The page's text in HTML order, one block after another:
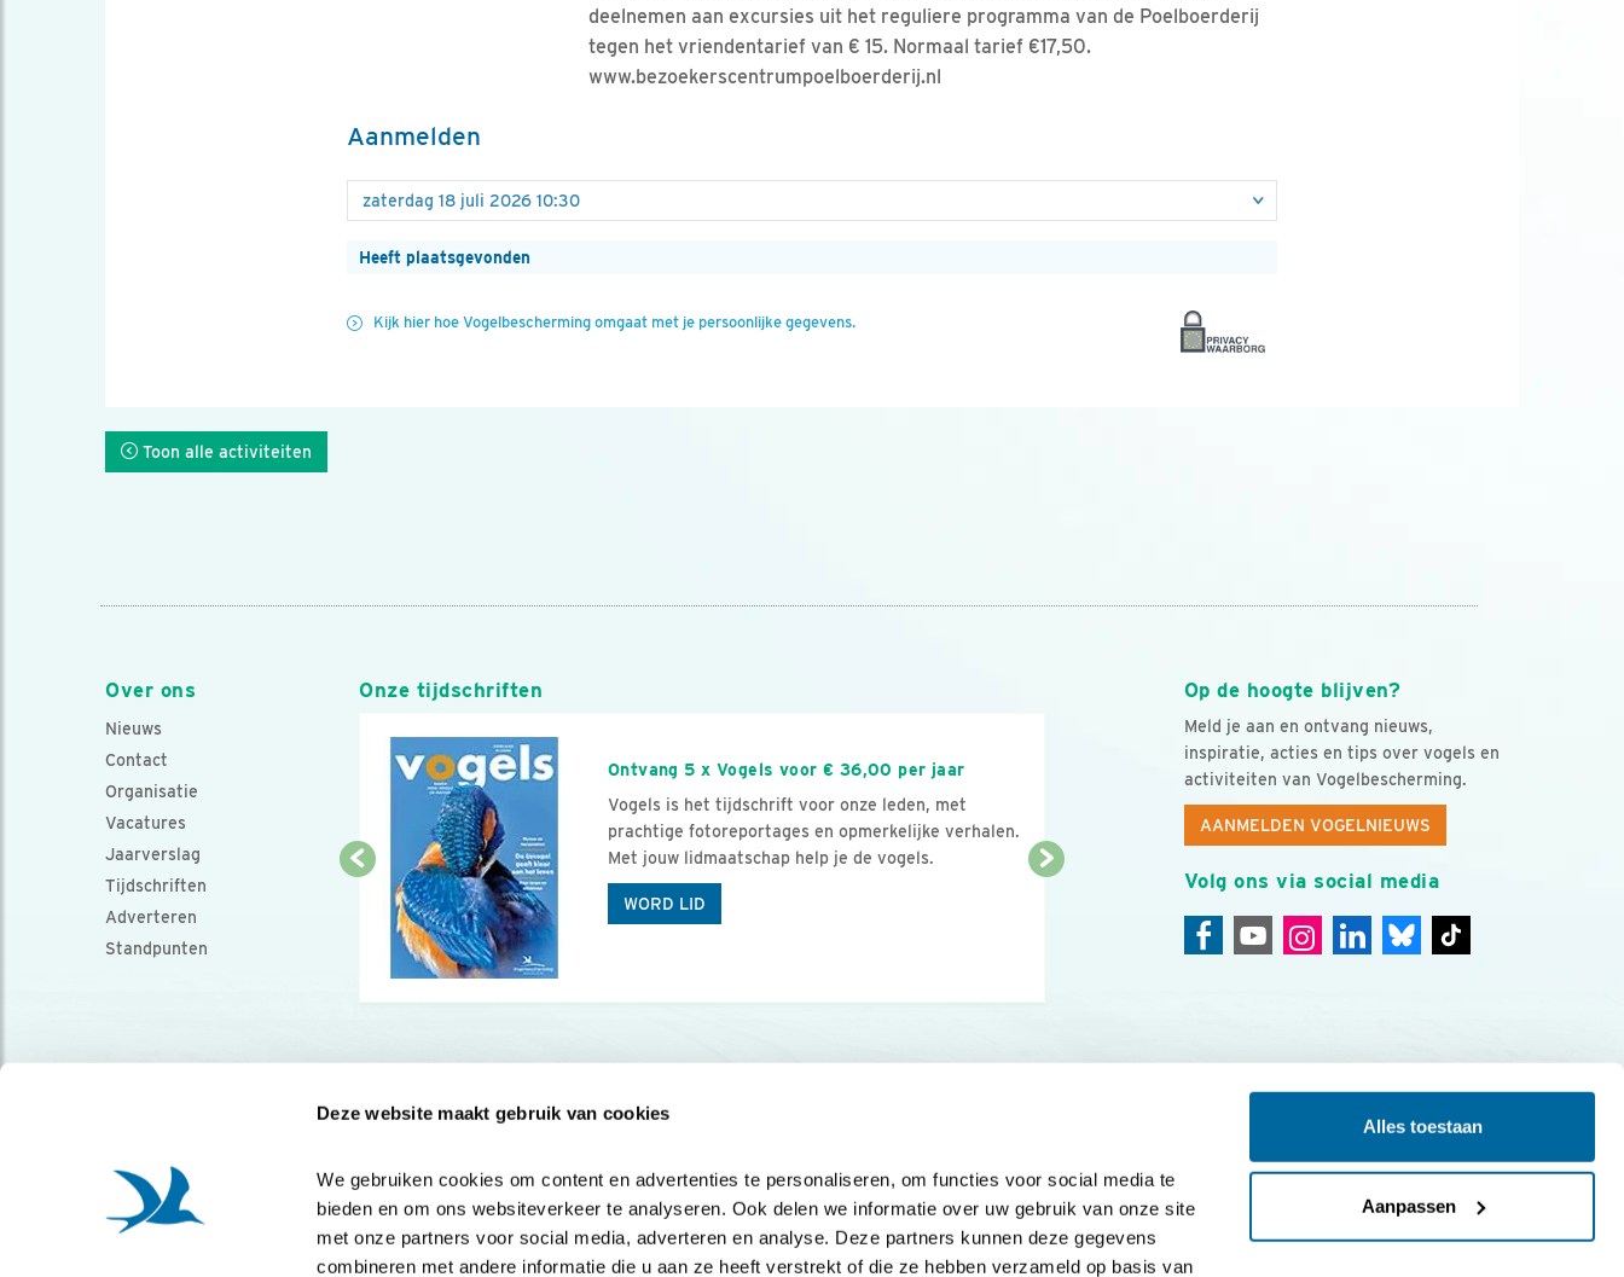
Deze website maakt gebruik van cookies
We gebruiken cookies om content en advertenties te personaliseren, om functies voor social media te
bieden en om ons websiteverkeer te analyseren. Ook delen we informatie over uw gebruik van onze site
met onze partners voor social media, adverteren en analyse. Deze partners kunnen deze gegevens
combineren met andere informatie die u aan ze heeft verstrekt of die ze hebben verzameld op basis van
Alles toestaan
Aanpassen
deelnemen aan excursies uit het reguliere programma van de Poelboerderij
tegen het vriendentarief van € 15. Normaal tarief €17,50.
www.bezoekerscentrumpoelboerderij.nl
Aanmelden
Heeft plaatsgevonden
Kijk hier hoe Vogelbescherming omgaat met je persoonlijke gegevens.
Toon alle activiteiten
Over ons
Nieuws
Contact
Organisatie
Vacatures
Jaarverslag
Tijdschriften
Adverteren
Standpunten
Op de hoogte blijven?
Meld je aan en ontvang nieuws,
inspiratie, acties en tips over vogels en
activiteiten van Vogelbescherming.
AANMELDEN VOGELNIEUWS
Volg ons via social media
Onze tijdschriften
Ontvang 5 x Vogels voor € 36,00 per jaar
Vogels is het tijdschrift voor onze leden, met
prachtige fotoreportages en opmerkelijke verhalen.
Met jouw lidmaatschap help je de vogels.
WORD LID